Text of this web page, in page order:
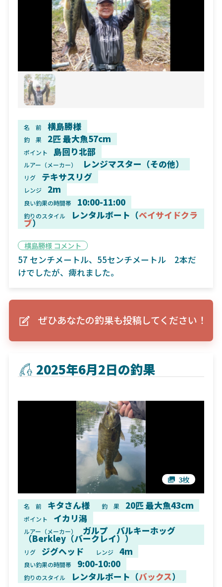
名 前 横島勝様
釣 果 2匹 最大魚57cm
ポイント 島回り北部
ルアー（メーカー） レンジマスター（その他）
リグ テキサスリグ
レンジ 2m
良い釣果の時間帯 10:00-11:00
釣りのスタイル レンタルボート（ベイサイドクラ
ブ）
横島勝様 コメント
57 センチメートル、55センチメートル 2本だ
けでしたが、痺れました。
ぜひあなたの釣果も投稿してください！
2025年6月2日の釣果
3枚
名 前 キタさん様 釣 果 20匹 最大魚43cm
ポイント イカリ潟
ルアー（メーカー） ガルプ バルキーホッグ
（Berkley（バークレイ））
リグ ジグヘッド レンジ 4m
良い釣果の時間帯 9:00-10:00
釣りのスタイル レンタルボート（バックス）